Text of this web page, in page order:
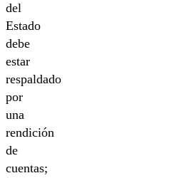
del
Estado
debe
estar
respaldado
por
una
rendición
de
cuentas;